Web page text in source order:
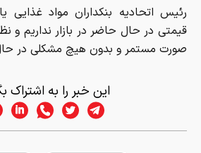
رئیس اتحادیه بنکداران مواد غذایی
قیمتی در حال حاضر در بازار نداریم و
صورت مستمر و بدون هیچ مشکلی در
این خبر را به اشتراک